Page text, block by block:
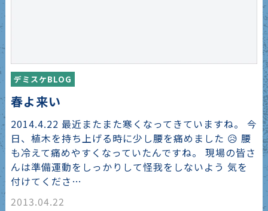
デミスケBLOG
春よ来い
2014.4.22 最近またまた寒くなってきていますね。 今
日、植木を持ち上げる時に少し腰を痛めました 😥 腰
も冷えて痛めやすくなっていたんですね。 現場の皆さ
んは準備運動をしっかりして怪我をしないよう 気を
付けてくださ…
2013.04.22